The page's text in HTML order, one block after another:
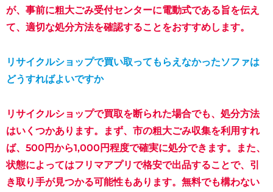
が、事前に粗大ごみ受付センターに電動式である旨を伝え
て、適切な処分方法を確認することをおすすめします。
リサイクルショップで買い取ってもらえなかったソファは
どうすればよいですか
リサイクルショップで買取を断られた場合でも、処分方法
はいくつかあります。まず、市の粗大ごみ収集を利用すれ
ば、500円から1,000円程度で確実に処分できます。また、
状態によってはフリマアプリで格安で出品することで、引
き取り手が見つかる可能性もあります。無料でも構わない